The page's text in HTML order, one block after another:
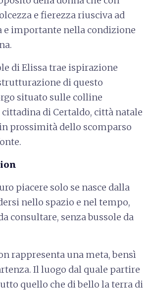
e fierezza riusciva ad
e importante nella condizione
di Elissa trae ispirazione
di questo
situato sulle colline
di Certaldo, città natale
prossimità dello scomparso
piacere solo se nasce dalla
nello spazio e nel tempo,
consultare, senza bussole da
rappresenta una meta, bensì
Il luogo dal quale partire
quello che di bello la terra di